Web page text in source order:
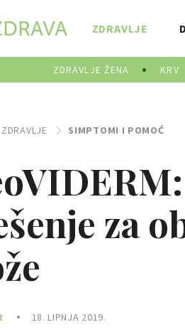
ZDRAVLJE
ZDRAVLJE ŽENA KRV
ZDRAVLJE SIMPTOMI I POMOĆ
za
18. LIPNJA 2019.